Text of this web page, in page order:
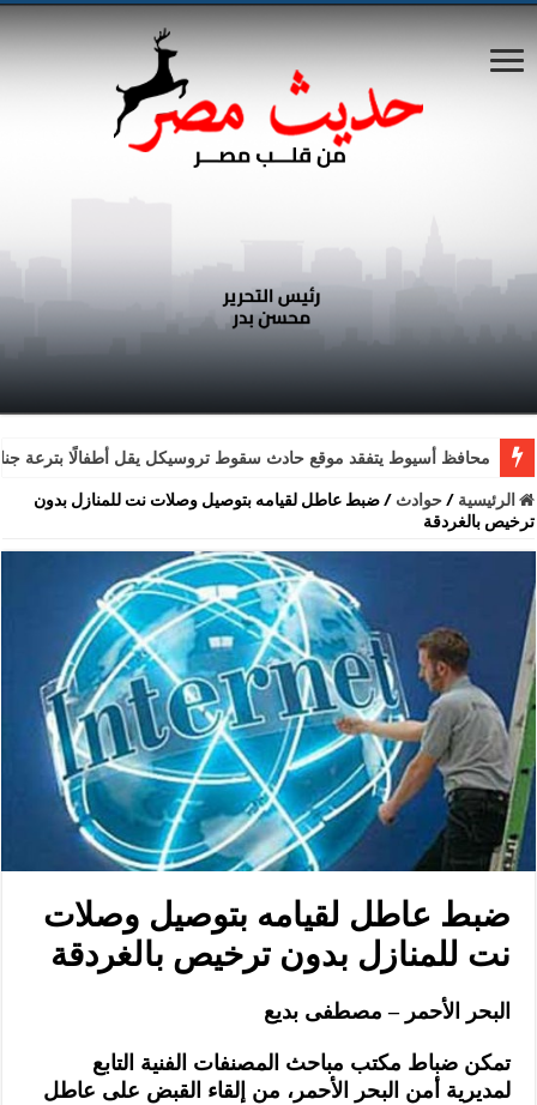
محافظ أسيوط يتفقد موقع حادث سقوط تروسيكل يقل أطفالًا بترعة
الرئيسية /حوادث /ضبط عاطل لقيامه بتوصيل وصلات نت للمنازل بدون
ترخيص بالغردقة
ضبط عاطل لقيامه بتوصيل وصلات
نت للمنازل بدون ترخيص بالغردقة
البحر الأحمر – مصطفى بديع
تمكن ضباط مكتب مباحث المصنفات الفنية التابع
لمديرية أمن البحر الأحمر، من إلقاء القبض على عاطل